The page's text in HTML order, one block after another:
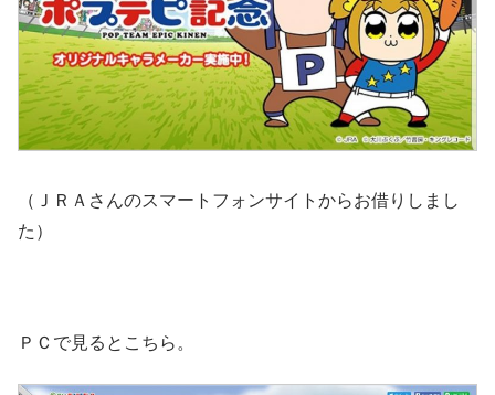
（ＪＲＡさんのスマートフォンサイトからお借りしまし
た）
ＰＣで見るとこちら。